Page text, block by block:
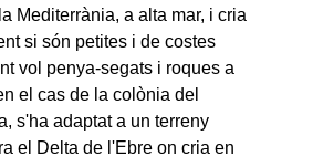
Mediterrània, a alta mar, i cria
si són petites i de costes
vol penya-segats i roques a
el cas de la colònia del
s'ha adaptat a un terreny
el Delta de l'Ebre on cria en